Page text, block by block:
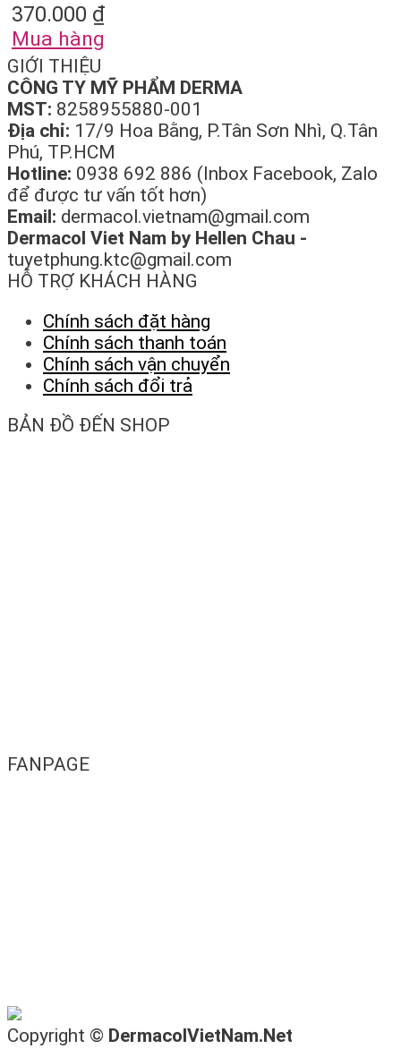
370.000 ₫
Mua hàng
GIỚI THIỆU
CÔNG TY MỸ PHẨM DERMA
MST: 8258955880-001
Địa chỉ: 17/9 Hoa Bằng, P.Tân Sơn Nhì, Q.Tân
Phú, TP.HCM
Hotline: 0938 692 886 (Inbox Facebook, Zalo
để được tư vấn tốt hơn)
Email: dermacol.vietnam@gmail.com
Dermacol Viet Nam by Hellen Chau -
tuyetphung.ktc@gmail.com
HỖ TRỢ KHÁCH HÀNG
Chính sách đặt hàng
Chính sách thanh toán
Chính sách vận chuyển
Chính sách đổi trả
BẢN ĐỒ ĐẾN SHOP
FANPAGE
Copyright © DermacolVietNam.Net